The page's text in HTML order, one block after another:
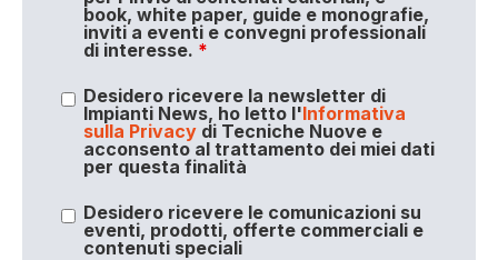
book, white paper, guide e monografie,
inviti a eventi e convegni professionali
di interesse. *
Desidero ricevere la newsletter di
Impianti News, ho letto l'Informativa
sulla Privacydi Tecniche Nuove e
acconsento al trattamento dei miei dati
per questa finalità
Desidero ricevere le comunicazioni su
eventi, prodotti, offerte commerciali e
contenuti speciali